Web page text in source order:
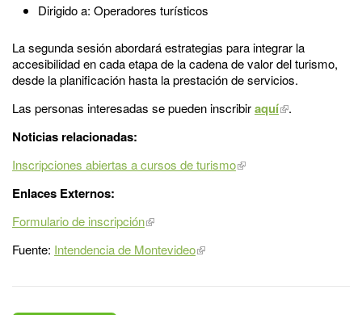
Dirigido a: Operadores turísticos
La segunda sesión abordará estrategias para integrar la
accesibilidad en cada etapa de la cadena de valor del turismo,
desde la planificación hasta la prestación de servicios.
Las personas interesadas se pueden inscribiraquí .
Noticias relacionadas:
Inscripciones abiertas a cursos de turismo
Enlaces Externos:
Formulario de inscripción
Fuente: Intendencia de Montevideo